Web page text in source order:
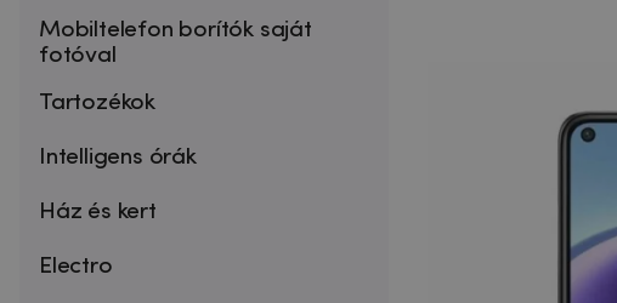
Mobiltelefon borítók saját
fotóval
Tartozékok
Intelligens órák
Ház és kert
Electro